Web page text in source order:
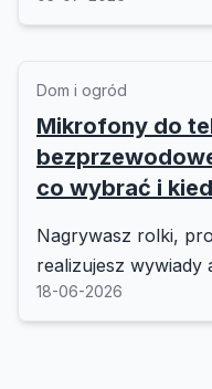
Dom i ogród
Mikrofony do
co wybrać i
Nagrywasz rolki,
realizujesz wywiady
18-06-2026